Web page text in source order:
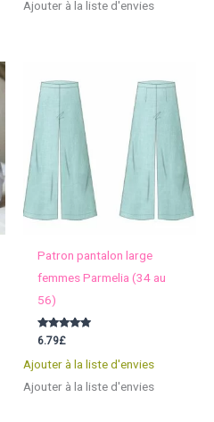
Ajouter à la liste d'envies
Patron pantalon large
femmes Parmelia (34 au
56)
Note
4.67
6.79£
Ajouter à la liste d'envies
Ajouter à la liste d'envies